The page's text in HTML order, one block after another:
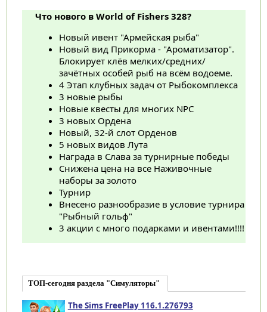
Что нового в World of Fishers 328?
Новый ивент "Армейская рыба"
Новый вид Прикорма - "Ароматизатор".
Блокирует клёв мелких/средних/
зачётных особей рыб на всём водоеме.
4 Этап клубных задач от Рыбокомплекса
3 новые рыбы
Новые квесты для многих NPC
3 новых Ордена
Новый, 32-й слот Орденов
5 новых видов Лута
Награда в Слава за турнирные победы
Снижена цена на все Наживочные
наборы за золото
Турнир
Внесено разнообразие в условие турнира
"Рыбный гольф"
3 акции с много подарками и ивентами!!!!
ТОП-сегодня раздела "Симуляторы"
The Sims FreePlay 116.1.276793